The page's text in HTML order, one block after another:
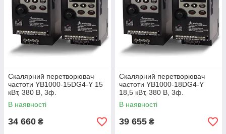
Скалярний перетворювач
частоти YB1000-15DG4-Y 15
кВт, 380 В, 3ф.
В наявності
34 660 ₴
Скалярний перетворювач
частоти YB1000-18DG4-Y
18,5 кВт, 380 В, 3ф.
В наявності
39 655 ₴